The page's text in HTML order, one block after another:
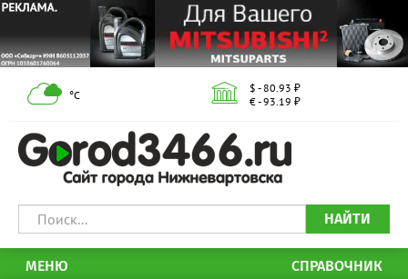
°С
$ - 80.93 ₽
€ - 93.19 ₽
НАЙТИ
МЕНЮ СПРАВОЧНИК